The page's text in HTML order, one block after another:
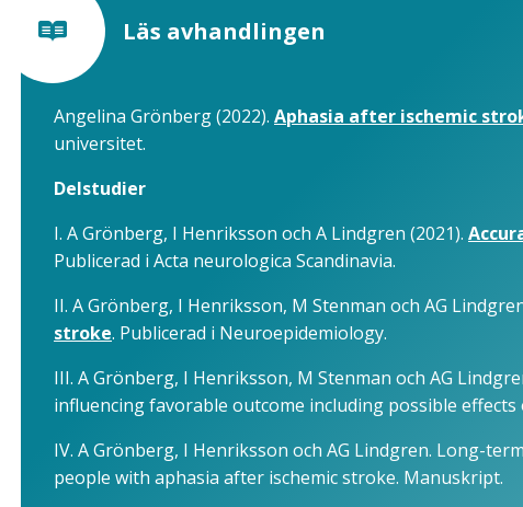
Läs avhandlingen
Angelina Grönberg (2022). Aphasia after ischemic
universitet.
Delstudier
I. A Grönberg, I Henriksson och A Lindgren (2021).
Publicerad i Acta neurologica Scandinavia.
II. A Grönberg, I Henriksson, M Stenman och AG
stroke. Publicerad i Neuroepidemiology.
III. A Grönberg, I Henriksson, M Stenman och AG
influencing favorable outcome including possible
IV. A Grönberg, I Henriksson och AG Lindgren. Long-
people with aphasia after ischemic stroke. Manuskript.